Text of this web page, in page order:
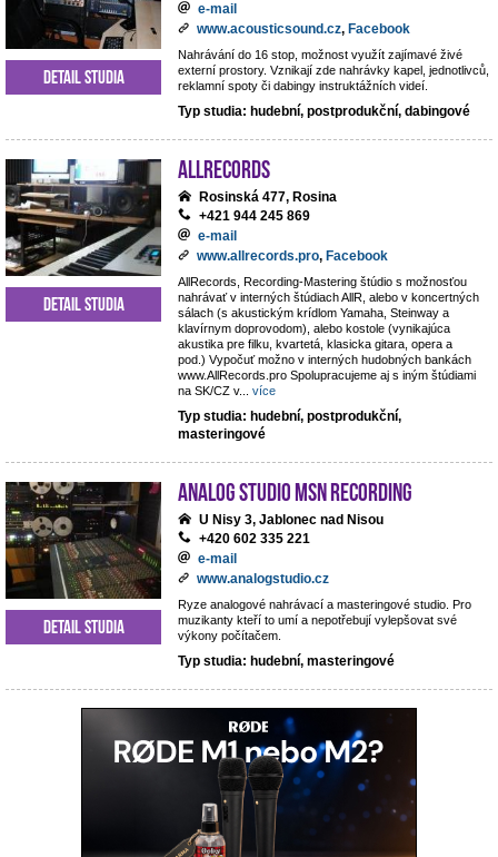
e-mail
www.acousticsound.cz, Facebook
Nahrávání do 16 stop, možnost využít zajímavé živé
externí prostory. Vznikají zde nahrávky kapel, jednotlivců,
reklamní spoty či dabingy instruktážních videí.
Typ studia: hudební, postprodukční, dabingové
Detail studia
AllRecords
Rosinská 477, Rosina
+421 944 245 869
e-mail
www.allrecords.pro, Facebook
AllRecords, Recording-Mastering štúdio s možnosťou
nahrávať v interných štúdiach AllR, alebo v koncertných
sálach (s akustickým krídlom Yamaha, Steinway a
klavírnym doprovodom), alebo kostole (vynikajúca
akustika pre filku, kvartetá, klasicka gitara, opera a
pod.) Vypočuť možno v interných hudobných bankách
www.AllRecords.pro Spolupracujeme aj s iným štúdiami
na SK/CZ v... více
Typ studia: hudební, postprodukční,
masteringové
Detail studia
analog studio MSN recording
U Nisy 3, Jablonec nad Nisou
+420 602 335 221
e-mail
www.analogstudio.cz
Ryze analogové nahrávací a masteringové studio. Pro
muzikanty kteří to umí a nepotřebují vylepšovat své
výkony počítačem.
Typ studia: hudební, masteringové
Detail studia